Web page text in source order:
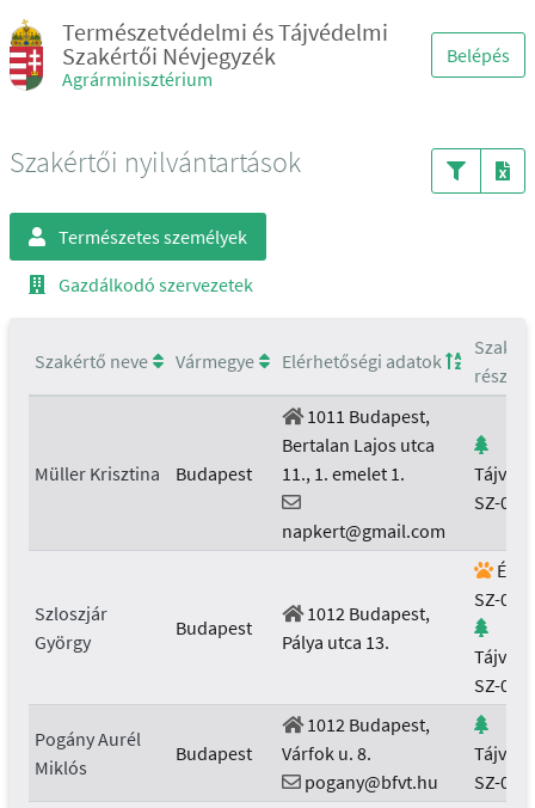
Természetvédelmi és Tájvédelmi
Szakértői Névjegyzék
Agrárminisztérium
Belépés
Szakértői nyilvántartások
Természetes személyek
Gazdálkodó szervezetek
Szakértő neve Vármegye Elérhetőségi adatok
Müller Krisztina Budapest
1011 Budapest,
Bertalan Lajos utca
11., 1. emelet 1.
napkert@gmail.com
SZ-
Szloszjár
György
Budapest
1012 Budapest,
Pálya utca 13.
SZ-
SZ-
Pogány Aurél
Miklós
Budapest
1012 Budapest,
Várfok u. 8.
pogany@bfvt.hu
SZ-